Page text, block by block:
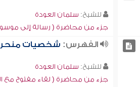
للشيخ: سلمان العودة
جزء من محاضرة ( رسالة إلى
الفهرس: شخصيات
للشيخ: سلمان العودة
جزء من محاضرة ( لقاء مفتوح مع